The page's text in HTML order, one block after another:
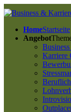
HomeStartseite
Angebot
Karriere